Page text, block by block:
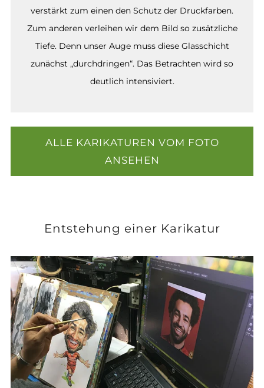
verstärkt zum einen den Schutz der Druckfarben.
Zum anderen verleihen wir dem Bild so zusätzliche
Tiefe. Denn unser Auge muss diese Glasschicht
zunächst „durchdringen“. Das Betrachten wird so
deutlich intensiviert.
ALLE KARIKATUREN VOM FOTO
ANSEHEN
Entstehung einer Karikatur